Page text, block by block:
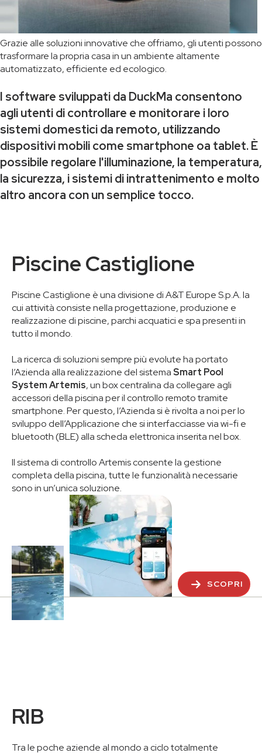
Grazie alle soluzioni innovative che offriamo, gli utenti possono
trasformare la propria casa in un ambiente altamente
automatizzato, efficiente ed ecologico.
I software sviluppati da DuckMa consentono
agli utenti di controllare e monitorare i loro
sistemi domestici da remoto, utilizzando
dispositivi mobili come smartphone oa tablet. È
possibile regolare l'illuminazione, la temperatura,
la sicurezza, i sistemi di intrattenimento e molto
altro ancora con un semplice tocco.
Piscine Castiglione
Piscine Castiglione è una divisione di A&T Europe S.p.A. la
cui attività consiste nella progettazione, produzione e
realizzazione di piscine, parchi acquatici e spa presenti in
tutto il mondo.
La ricerca di soluzioni sempre più evolute ha portato
l’Azienda alla realizzazione del sistemaSmart Pool
System Artemis, un box centralina da collegare agli
accessori della piscina per il controllo remoto tramite
smartphone. Per questo, l’Azienda si è rivolta a noi per lo
sviluppo dell’Applicazione che si interfacciasse via wi-fi e
bluetooth (BLE) alla scheda elettronica inserita nel box.
Il sistema di controllo Artemis consente la gestione
completa della piscina, tutte le funzionalità necessarie
sono in un’unica soluzione.
SCOPRI
RIB
Tra le poche aziende al mondo a ciclo totalmente